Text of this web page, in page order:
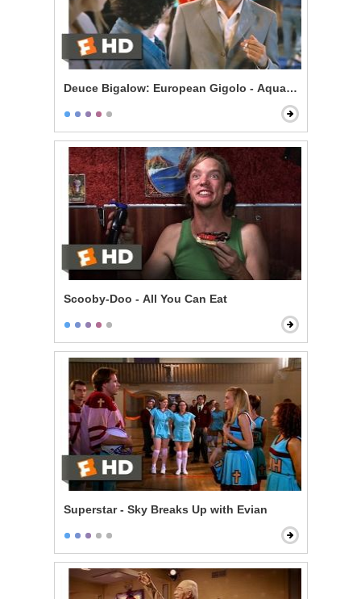
Deuce Bigalow: European Gigolo - Aquarium Bully
Scooby-Doo - All You Can Eat
Superstar - Sky Breaks Up with Evian